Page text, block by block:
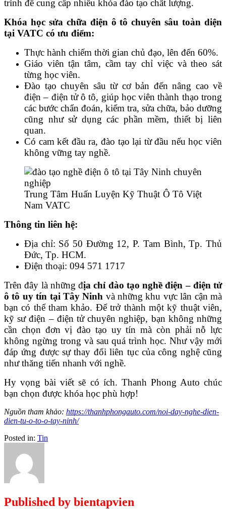
trình để cung cấp nhiều khóa đào tạo chất lượng.
Khóa học sửa chữa điện ô tô chuyên sâu toàn diện
tại VATC có ưu điểm:
Thực hành chiếm thời gian chủ đạo, lên đến 60%.
Giáo viên tận tâm, cầm tay chỉ việc và theo sát
từng học viên.
Đào tạo chuyên sâu từ cơ bản đến nâng cao về
điện – điện tử ô tô, giúp học viên thành thạo trong
các bước chẩn đoán, kiểm tra, sửa chữa, bảo dưỡng
cũng như sử dụng các phần mềm, thiết bị liên
quan.
Có cam kết đầu ra, đào tạo lại từ đầu nếu học viên
không vững tay nghề.
Trung Tâm Huấn Luyện Kỹ Thuật Ô Tô Việt
Nam VATC
Thông tin liên hệ:
Địa chỉ: Số 50 Đường 12, P. Tam Bình, Tp. Thủ
Đức, Tp. HCM.
Điện thoại: 094 571 1717
Trên đây là những địa chỉ đào tạo nghề điện – điện tử
ô tô uy tín tại Tây Ninh và những khu vực lân cận mà
bạn có thể tham khảo. Để trở thành một kỹ thuật viên,
kỹ sư điện – điện tử chuyên nghiệp, bạn không những
cần chọn đơn vị đào tạo uy tín mà còn phải nỗ lực
không ngừng trong và sau quá trình học. Như vậy mới
đáp ứng được sự thay đổi liên tục của công nghệ cũng
như thăng tiến nhanh với nghề.
Hy vọng bài viết sẽ có ích. Thanh Phong Auto chúc
bạn chọn được khóa học phù hợp!
Nguồn tham khảo: https://thanhphongauto.com/noi-day-nghe-dien-
dien-tu-o-to-o-tay-ninh/
Posted in: Tin
Published by bientapvien